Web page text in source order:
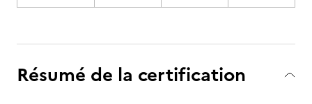
Résumé de la certification